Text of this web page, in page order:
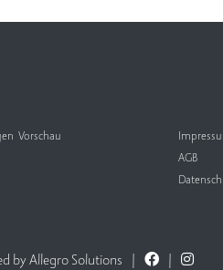
Vorschau
AGB
byAllegro Solutions